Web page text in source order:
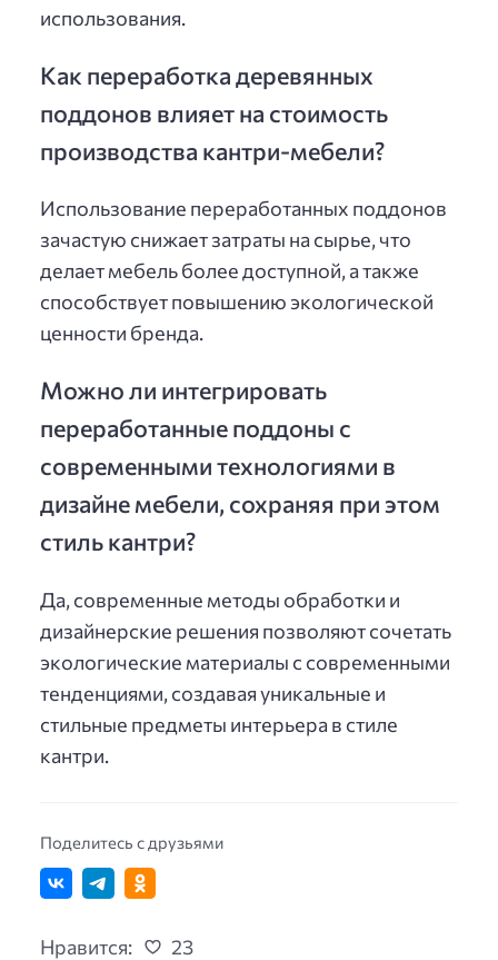
использования.
Как переработка деревянных
поддонов влияет на стоимость
производства кантри-мебели?
Использование переработанных поддонов
зачастую снижает затраты на сырье, что
делает мебель более доступной, а также
способствует повышению экологической
ценности бренда.
Можно ли интегрировать
переработанные поддоны с
современными технологиями в
дизайне мебели, сохраняя при этом
стиль кантри?
Да, современные методы обработки и
дизайнерские решения позволяют сочетать
экологические материалы с современными
тенденциями, создавая уникальные и
стильные предметы интерьера в стиле
кантри.
Поделитесь с друзьями
Нравится: 23